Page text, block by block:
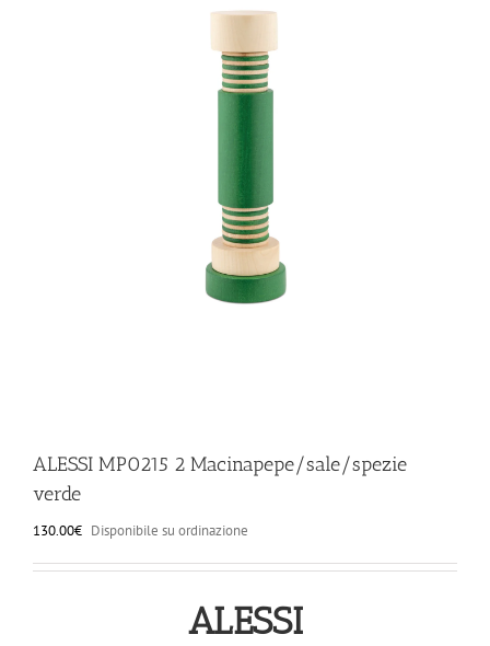
ALESSI MP0215 2 Macinapepe/sale/spezie
verde
130.00€ Disponibile su ordinazione
ALESSI